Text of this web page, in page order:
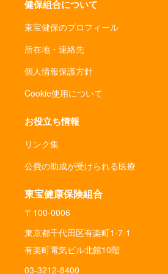
健保組合について
東宝健保のプロフィール
所在地・連絡先
個人情報保護方針
Cookie使用について
お役立ち情報
リンク集
公費の助成が受けられる医療
東宝健康保険組合
〒100-0006
東京都千代田区有楽町1-7-1
有楽町電気ビル北館10階
03-3212-8400